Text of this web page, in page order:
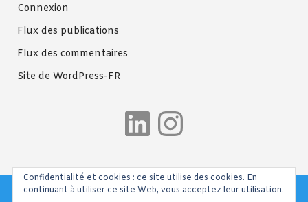
Connexion
Flux des publications
Flux des commentaires
Site de WordPress-FR
LinkedIn
Confidentialité et cookies : ce site utilise des cookies. En
continuant à utiliser ce site Web, vous acceptez leur utilisation.